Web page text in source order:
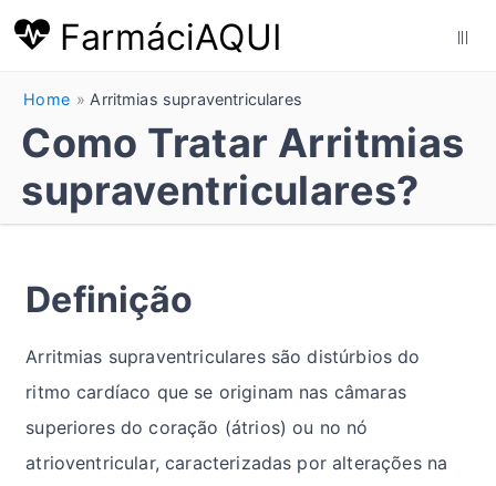
FarmáciAQUI
Home Arritmias supraventriculares
Como Tratar Arritmias
supraventriculares?
Definição
Arritmias supraventriculares são distúrbios do
ritmo cardíaco que se originam nas câmaras
superiores do coração (átrios) ou no nó
atrioventricular, caracterizadas por alterações na